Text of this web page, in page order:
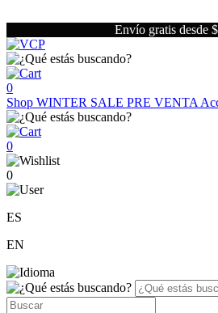
Envío gratis desde
0
Shop WINTER SALE PRE VENTA
0
0
ES
EN